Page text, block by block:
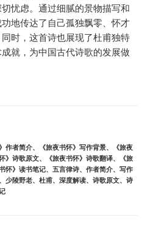
忧虑。通过细腻的景物描写和
地传达了自己孤独飘零、怀才
时，这首诗也展现了杜甫独特
就，为中国古代诗歌的发展做
作者简介、 《旅夜书怀》写作背景、
《旅夜
》诗歌原文、 《旅夜书怀》诗歌翻译、
《旅
怀》读书笔记、 五言律诗、 作者简介、 写作
少陵野老、 杜甫、 深度解读、 诗歌原文、 诗